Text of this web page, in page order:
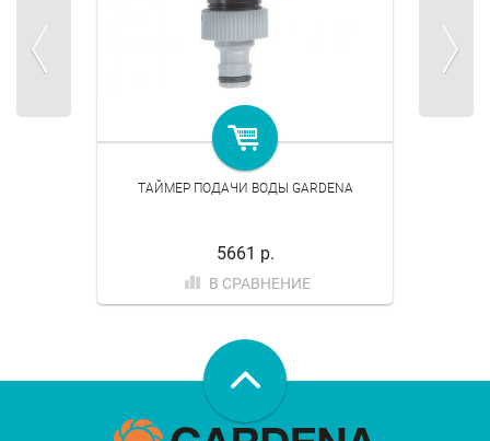
ТАЙМЕР ПОДАЧИ ВОДЫ GARDENA
5661 р.
В СРАВНЕНИЕ